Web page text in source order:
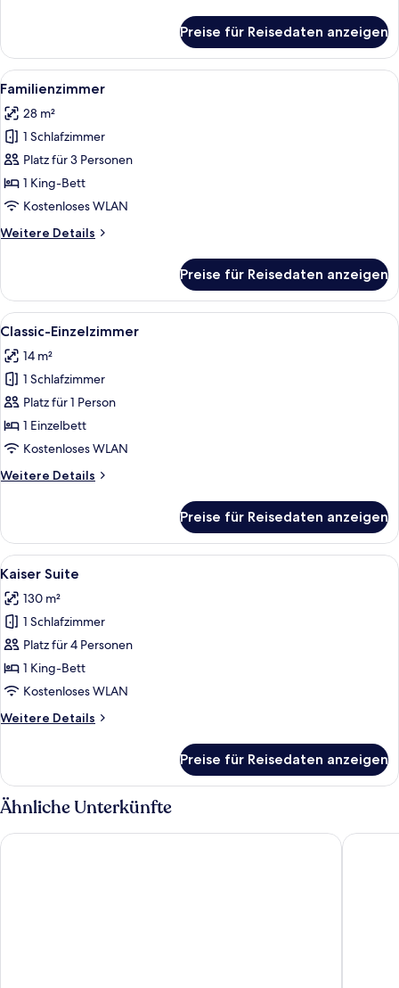
Suite
Preise für Reisedaten anzeigen
Alle
Fotos
für
Familienzimmer
anzeigen
Ein Hotelzimmer mit einem großen
19
Familienzimmer
28 m²
1 Schlafzimmer
Platz für 3 Personen
1 King-Bett
Kostenloses WLAN
Weitere Details
Weitere
Preise für Reisedaten anzeigen
Alle
Fotos
für
Classic-
Einzelzimmer
anzeigen
Ein Hotelzimmer mit Bett, Nachttisch
9
Classic-Einzelzimmer
14 m²
1 Schlafzimmer
Platz für 1 Person
1 Einzelbett
Kostenloses WLAN
Weitere Details
Weitere
Einzelzimmer
Preise für Reisedaten anzeigen
Alle
Fotos
für
Kaiser
Suite
anzeigen
Ein modernes Wohnzimmer mit
31
Kaiser Suite
130 m²
1 Schlafzimmer
Platz für 4 Personen
1 King-Bett
Kostenloses WLAN
Weitere Details
Weitere
Suite
Preise für Reisedaten anzeigen
Ähnliche Unterkünfte
Austria Trend Hotel Savoyen Vienna